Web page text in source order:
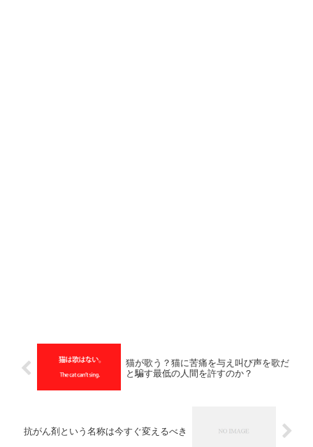
猫が歌う？猫に苦痛を与え叫び声を歌だ
と騙す最低の人間を許すのか？
抗がん剤という名称は今すぐ変えるべき